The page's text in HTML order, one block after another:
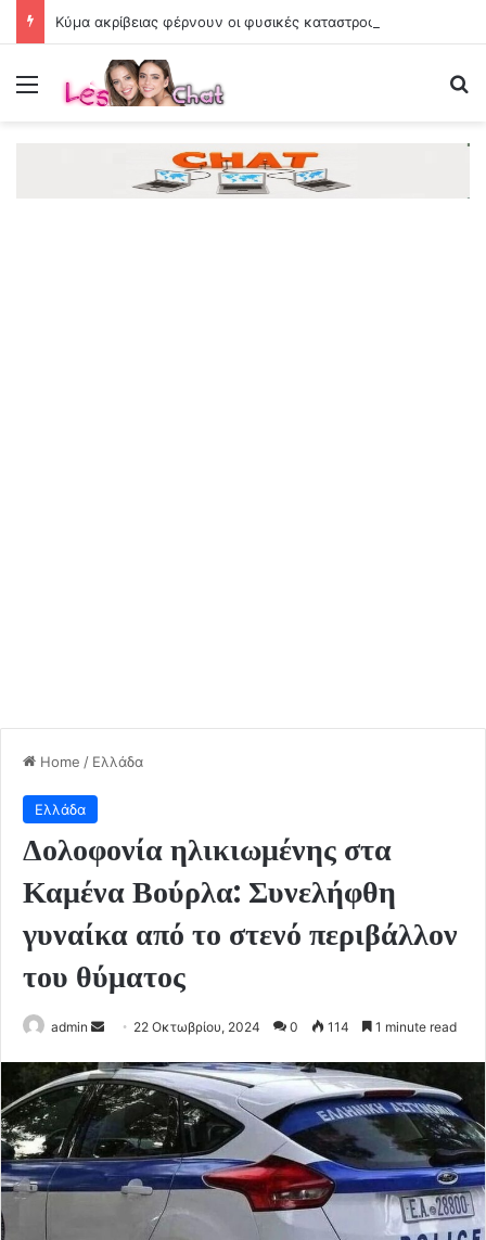
Κύμα ακρίβειας φέρνουν οι φυσικές καταστροφές
Menu
Home / Ελλάδα
Ελλάδα
Δολοφονία ηλικιωμένης στα
Καμένα Βούρλα: Συνελήφθη
γυναίκα από το στενό περιβάλλον
του θύματος
admin
Send
email
22 Οκτωβρίου, 2024 0 114 1 minute read